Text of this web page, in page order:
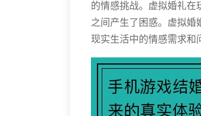
的情感挑战。虚拟婚礼在
之间产生了困惑。虚拟婚
现实生活中的情感需求和